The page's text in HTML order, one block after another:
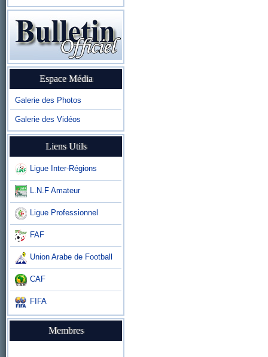
Espace Média
Galerie des Photos
Galerie des Vidéos
Liens Utils
Ligue Inter-Régions
L.N.F Amateur
Ligue Professionnel
FAF
Union Arabe de Football
CAF
FIFA
Membres